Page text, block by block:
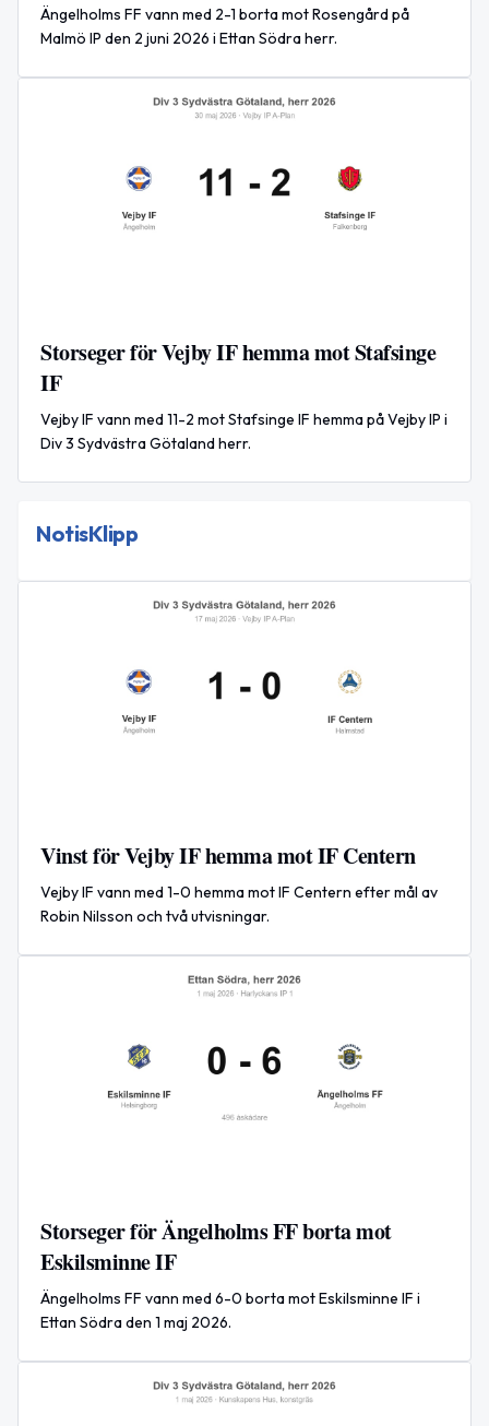
Ängelholms FF vann med 2-1 borta mot Rosengård på
Malmö IP den 2 juni 2026 i Ettan Södra herr.
Storseger för Vejby IF hemma mot Stafsinge
IF
Vejby IF vann med 11-2 mot Stafsinge IF hemma på Vejby IP i
Div 3 Sydvästra Götaland herr.
NotisKlipp
Vinst för Vejby IF hemma mot IF Centern
Vejby IF vann med 1-0 hemma mot IF Centern efter mål av
Robin Nilsson och två utvisningar.
Storseger för Ängelholms FF borta mot
Eskilsminne IF
Ängelholms FF vann med 6-0 borta mot Eskilsminne IF i
Ettan Södra den 1 maj 2026.